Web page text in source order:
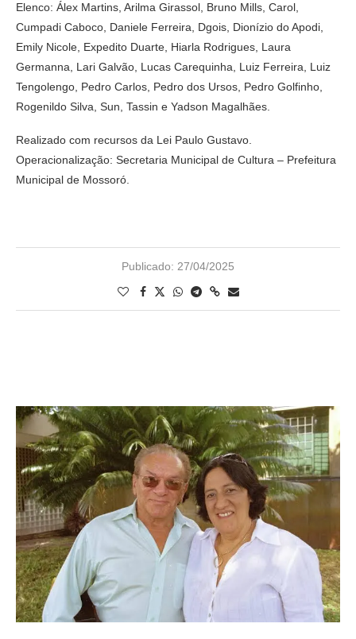
Elenco: Álex Martins, Arilma Girassol, Bruno Mills, Carol,
Cumpadi Caboco, Daniele Ferreira, Dgois, Dionízio do Apodi,
Emily Nicole, Expedito Duarte, Hiarla Rodrigues, Laura
Germanna, Lari Galvão, Lucas Carequinha, Luiz Ferreira, Luiz
Tengolengo, Pedro Carlos, Pedro dos Ursos, Pedro Golfinho,
Rogenildo Silva, Sun, Tassin e Yadson Magalhães.
Realizado com recursos da Lei Paulo Gustavo.
Operacionalização: Secretaria Municipal de Cultura – Prefeitura
Municipal de Mossoró.
Publicado: 27/04/2025